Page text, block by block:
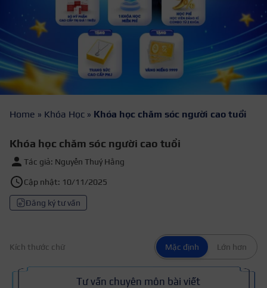
Home » Khóa Học » Khóa học chăm sóc người cao tuổi
Khóa học chăm sóc người cao tuổi
Tác giả: Nguyễn Thuý Hằng
Cập nhật: 10/11/2025
Đăng ký tư vấn
Kích thước chữ Mặc định Lớn hơn
Tư vấn chuyên môn bài viết